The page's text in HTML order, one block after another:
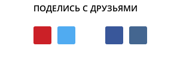
ПОДЕЛИСЬ С ДРУЗЬЯМИ